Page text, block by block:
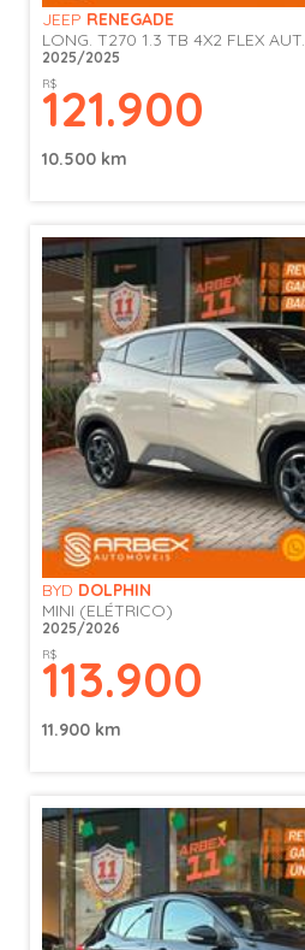
JEEP RENEGADE
LONG. T270 1.3 TB 4X2 FLEX AUT.
2025/2025
R$
121.900
10.500 km
BYD DOLPHIN
MINI (ELÉTRICO)
2025/2026
R$
113.900
11.900 km